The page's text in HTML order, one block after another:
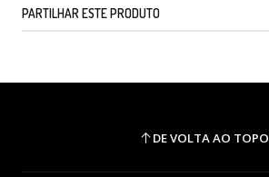
PARTILHAR ESTE PRODUTO
DE VOLTA AO TOPO